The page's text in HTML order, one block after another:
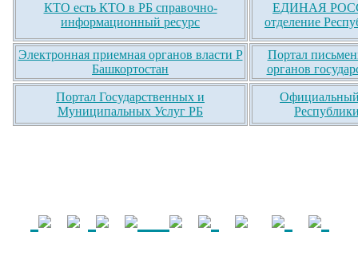
КТО есть КТО в РБ справочно-
информационный ресурс
ЕДИНАЯ
отделение
Электронная приемная органов власти Р
Башкортостан
Портал
органов
Портал Государственных и
Муниципальных Услуг РБ
Официальный